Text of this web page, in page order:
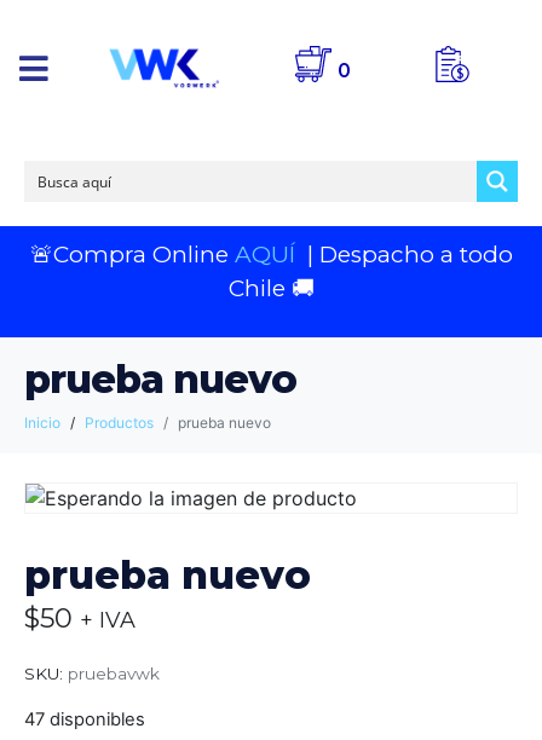
0
🚨Compra Online AQUÍ | Despacho a todo
Chile 🚚
prueba nuevo
Inicio Productos prueba nuevo
prueba nuevo
$50 + IVA
SKU: pruebavwk
47 disponibles